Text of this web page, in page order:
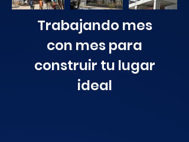
Trabajando mes
con mes para
construir tu lugar
ideal